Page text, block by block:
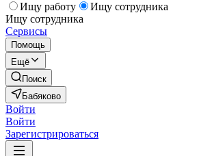
Ищу работу
Ищу сотрудника
Ищу сотрудника
Сервисы
Помощь
Ещё
Поиск
Бабяково
Войти
Войти
Зарегистрироваться